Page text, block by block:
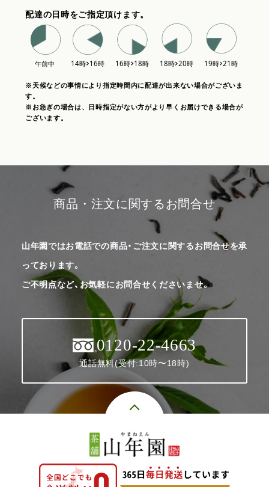
配達の日時をご指定頂けます。
※天候などの事情により指定時間内に配達が出来ない場合がございま
す。
※お急ぎの場合は、日時指定がない方がより早くお届けできる場合が
ございます。
商品・注文に関するお問合せ
山年園ではお電話での商品・ご注文に関するお問合せを承
っております。
ご不明点など、お気軽にお問合せくださいませ。
0120-22-4663
通話無料(受付:10時〜18時)